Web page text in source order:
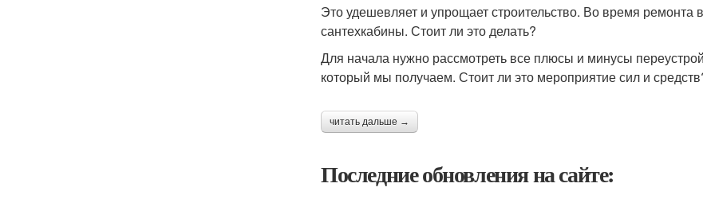
Это удешевляет и упрощает строительство. Во время ремонта
сантехкабины. Стоит ли это делать?
Для начала нужно рассмотреть все плюсы и минусы
который мы получаем. Стоит ли это мероприятие сил и
читать дальше →
Последние обновления на сайте: